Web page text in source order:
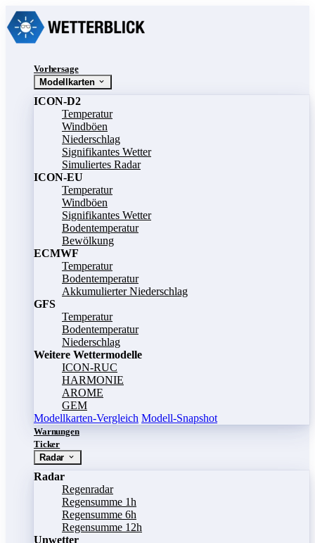
Vorhersage
Modellkarten
ICON-D2
Temperatur
Windböen
Niederschlag
Signifikantes Wetter
Simuliertes Radar
ICON-EU
Temperatur
Windböen
Signifikantes Wetter
Bodentemperatur
Bewölkung
ECMWF
Temperatur
Bodentemperatur
Akkumulierter Niederschlag
GFS
Temperatur
Bodentemperatur
Niederschlag
Weitere Wettermodelle
ICON-RUC
HARMONIE
AROME
GEM
Modellkarten-Vergleich Modell-Snapshot
Warnungen
Ticker
Radar
Radar
Regenradar
Regensumme 1h
Regensumme 6h
Regensumme 12h
Unwetter